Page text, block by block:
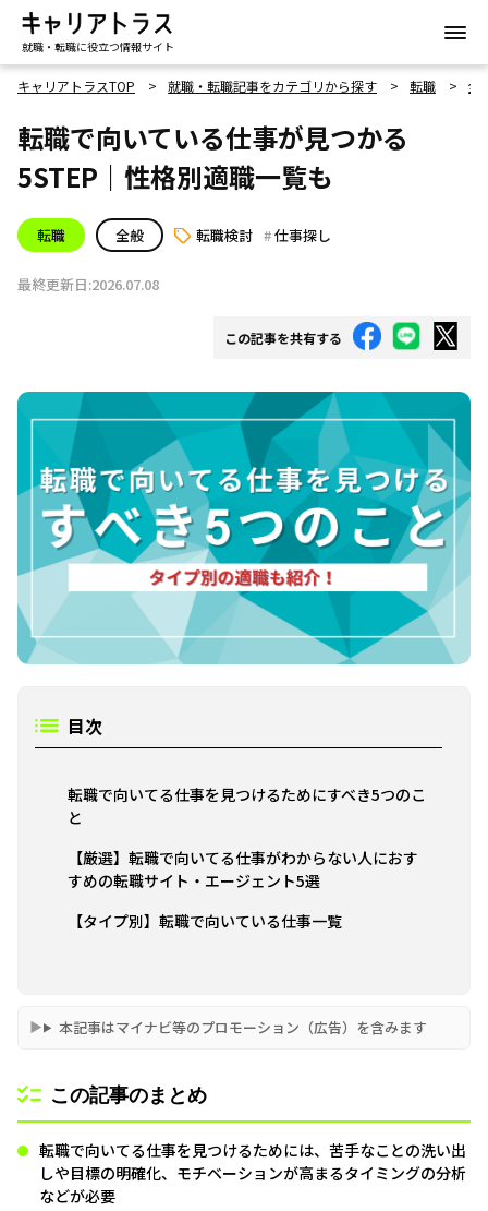
就職・転職に役立つ情報サイト
キャリアトラスTOP 就職・転職記事をカテゴリから探す 転職 全
転職で向いている仕事が見つかる
5STEP｜性格別適職一覧も
転職 全般 転職検討 仕事探し
最終更新日:2026.07.08
この記事を共有する
目次
転職で向いてる仕事を見つけるためにすべき5つのこ
と
【厳選】転職で向いてる仕事がわからない人におす
すめの転職サイト・エージェント5選
【タイプ別】転職で向いている仕事一覧
本記事はマイナビ等のプロモーション（広告）を含みます
この記事のまとめ
転職で向いてる仕事を見つけるためには、苦手なことの洗い出
しや目標の明確化、モチベーションが高まるタイミングの分析
などが必要